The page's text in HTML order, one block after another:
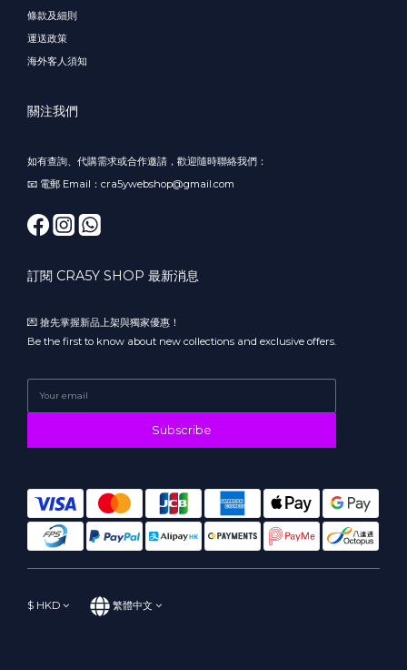
條款及細則
運送政策
海外客人須知
關注我們
如有查詢、代購需求或合作邀請，歡迎隨時聯絡我們：
📧 電郵 Email：cra5ywebshop@gmail.com
訂閱 CRA5Y SHOP 最新消息
💌 搶先掌握新品上架與獨家優惠！
Be the first to know about new collections and exclusive offers.
Subscribe
$ HKD 繁體中文